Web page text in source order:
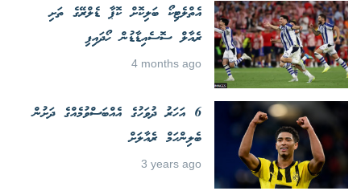
އެތްލެޓިކޯ ބަލިކޮށް ކޮޕާ ޑެލްރޭގެ ތަށި
ރެއާލް ސޮސެއިޑާޑުން ހޯދައިފި
4 months ago
6 އަހަރު ދުވަހުގެ އެއްބަސްވުމެއްގެ ދަށުން
ބެލިންހަމް ރެއާލަށް
3 years ago